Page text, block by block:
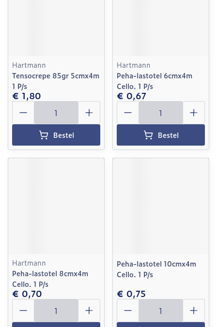
Hartmann
Tensocrepe 85gr 5cmx4m
1 P/s
€ 1,80
Aantal
Bestel
Hartmann
Peha-lastotel 6cmx4m
Cello. 1 P/s
€ 0,67
Aantal
Bestel
Hartmann
Peha-lastotel 8cmx4m
Cello. 1 P/s
€ 0,70
Aantal
Peha-lastotel 10cmx4m
Cello. 1 P/s
€ 0,75
Aantal